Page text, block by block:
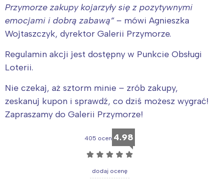
Przymorze zakupy kojarzyły się z pozytywnymi
emocjami i dobrą zabawą”– mówi Agnieszka
Wojtaszczyk, dyrektor Galerii Przymorze.
Regulamin akcji jest dostępny w Punkcie Obsługi
Loterii.
Nie czekaj, aż sztorm minie – zrób zakupy,
zeskanuj kupon i sprawdź, co dziś możesz wygrać!
Zapraszamy do Galerii Przymorze!
405 ocen 4.98
☆ ☆ ☆ ☆ ☆
dodaj ocenę